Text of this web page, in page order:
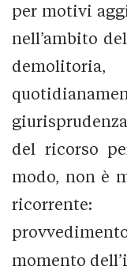
per motivi
nell’ambito
del ricorso
modo, non è
momento